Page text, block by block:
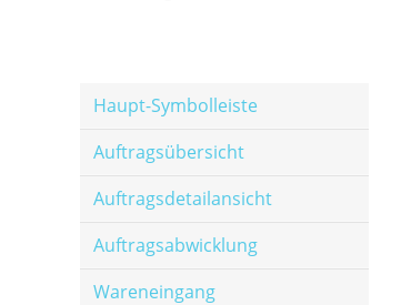
Haupt-Symbolleiste
Auftragsübersicht
Auftragsdetailansicht
Auftragsabwicklung
Wareneingang